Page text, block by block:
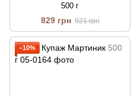
500 г
829 грн 921 грн
−10%